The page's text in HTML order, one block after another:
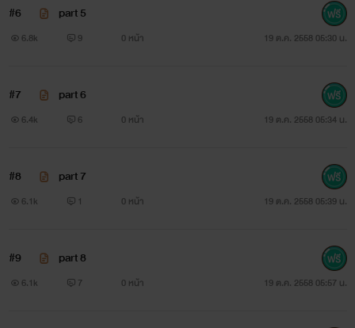
ทาม:ความผิดของกูมันยากที่มึงจะให้อภัยนักรึไง!
ทาม: หึ...กูไม่ทำไมหรอก ถ้ามึงแค้นกูมากขนาดนั้น มึงก็ฆ่ากูไป
เลยสิจะทนเห็นหน้ากูไปทำไม ถ้ากูตาย มึงก็คงจะมีความสุขมาก
แม็กซ์: หึ...มึงเข้าใจอะไรผิดไปรึเปล่าวะ ความสุขของกูคือการ
ทรมานมึงไปเรื่อยๆให้สมกับที่มึงทำร้ายน้องกู ถ้าไม่ใช่เพราะมึง
น้องกูก็คงไม่ต้องเจ็บปวด ไม่ต้องเสียใจ แล้วเรื่องทุกอย่างก็คงไม่
เป็นแบบนี้ ความตายน่ะมันเร็วไป อยู่เป็นเพื่อนเล่นกูไปก่อน
#6 part 5
6.8k 9 0 หน้า 19 ต.ค. 2558 05:30 น.
#7 part 6
6.4k 6 0 หน้า 19 ต.ค. 2558 05:34 น.
#8 part 7
6.1k 1 0 หน้า 19 ต.ค. 2558 05:39 น.
#9 part 8
6.1k 7 0 หน้า 19 ต.ค. 2558 05:57 น.